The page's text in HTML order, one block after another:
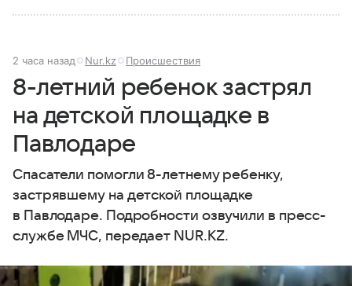
2 часа назад Nur.kz Происшествия
8-летний ребенок застрял
на детской площадке в
Павлодаре
Спасатели помогли 8-летнему ребенку,
застрявшему на детской площадке
в Павлодаре. Подробности озвучили в пресс-
службе МЧС, передает NUR.KZ.